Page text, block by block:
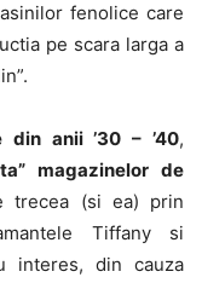
fenolice care
pe scara larga a
din anii ’30 – ’40,
magazinelor de
trecea (si ea) prin
Tiffany si
interes, din cauza